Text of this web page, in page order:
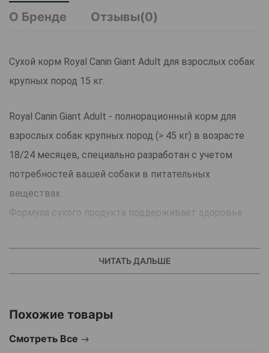
О Бренде
Отзывы(0)
Сухой корм Royal Canin Giant Adult для взрослых собак
крупных пород 15 кг.
Royal Canin Giant Adult - полнорационный корм для
взрослых собак крупных пород (> 45 кг) в возрасте
18/24 месяцев, специально разработан с учетом
потребностей вашей собаки в питательных
веществах.
Формула сухого продукта поддерживает здоровье
перевариваемость и жизненную энергию, а также
способствует здоровью сердечно-сосудистой
Содержащиеся в рационе высококачественные белки
оптимальное пищеварение.
ЧИТАТЬ ДАЛЬШЕ
Похожие товары
Смотреть Все